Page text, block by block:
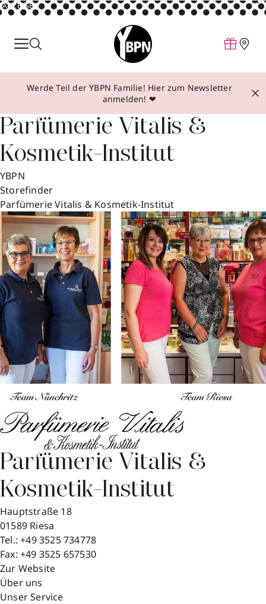
ANZEIGE
Parfum
Make-up
Behandlungen
Inspiration
Über YBPN
Aktionen
Storefinder
Werde Teil der YBPN Familie! Hier zum Newsletter
anmelden! ❤
Parfümerie Vitalis &
Kosmetik-Institut
YBPN
Storefinder
Parfümerie Vitalis & Kosmetik-Institut
Parfümerie Vitalis &
Kosmetik-Institut
Hauptstraße 18
01589 Riesa
Tel.:+49 3525 734778
Fax: +49 3525 657530
Zur Website
Über uns
Unser Service